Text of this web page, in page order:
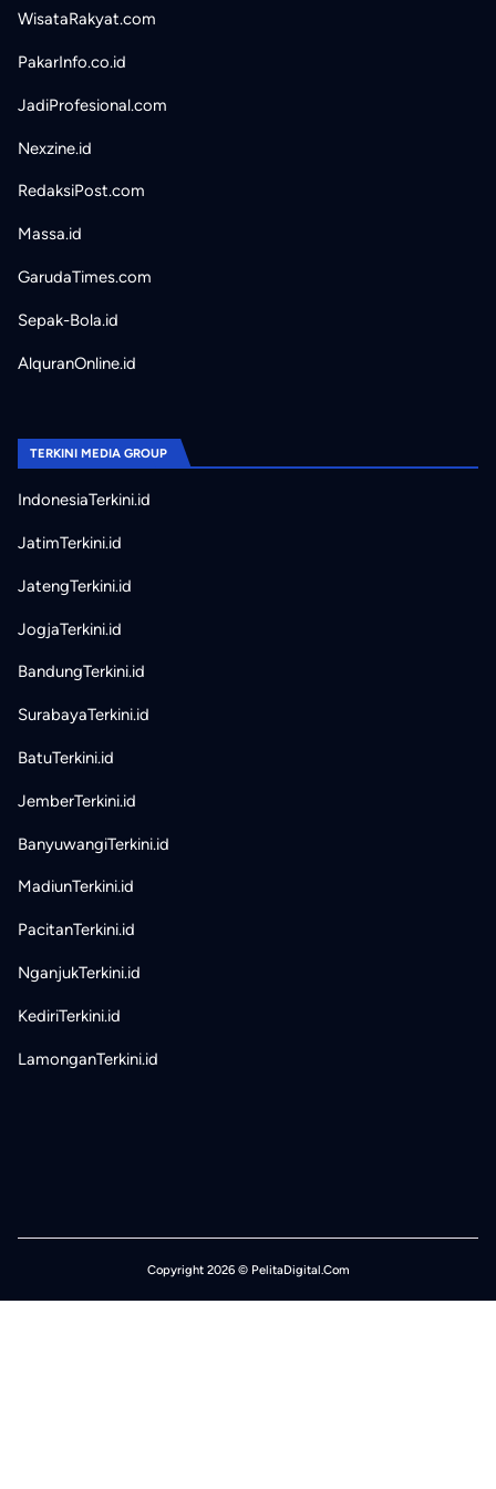
WisataRakyat.com
PakarInfo.co.id
JadiProfesional.com
Nexzine.id
RedaksiPost.com
Massa.id
GarudaTimes.com
Sepak-Bola.id
AlquranOnline.id
TERKINI MEDIA GROUP
IndonesiaTerkini.id
JatimTerkini.id
JatengTerkini.id
JogjaTerkini.id
BandungTerkini.id
SurabayaTerkini.id
BatuTerkini.id
JemberTerkini.id
BanyuwangiTerkini.id
MadiunTerkini.id
PacitanTerkini.id
NganjukTerkini.id
KediriTerkini.id
LamonganTerkini.id
Copyright 2026 © PelitaDigital.Com